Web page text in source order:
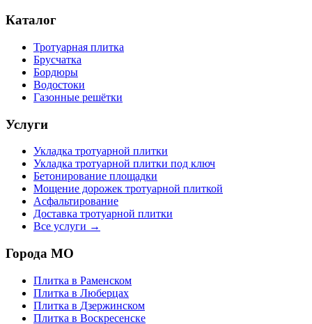
Каталог
Тротуарная плитка
Брусчатка
Бордюры
Водостоки
Газонные решётки
Услуги
Укладка тротуарной плитки
Укладка тротуарной плитки под ключ
Бетонирование площадки
Мощение дорожек тротуарной плиткой
Асфальтирование
Доставка тротуарной плитки
Все услуги →
Города МО
Плитка в Раменском
Плитка в Люберцах
Плитка в Дзержинском
Плитка в Воскресенске